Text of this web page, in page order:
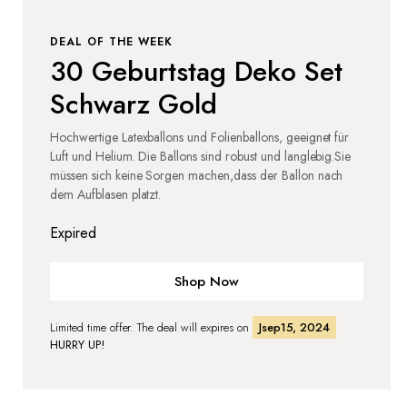
DEAL OF THE WEEK
30 Geburtstag Deko Set
Schwarz Gold
Hochwertige Latexballons und Folienballons, geeignet für
Luft und Helium. Die Ballons sind robust und langlebig.Sie
müssen sich keine Sorgen machen,dass der Ballon nach
dem Aufblasen platzt.
Expired
Shop Now
Limited time offer. The deal will expires on
Jsep15, 2024
HURRY UP!